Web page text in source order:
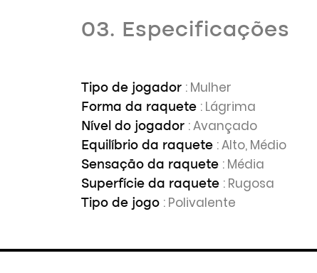
03. Especificações
Tipo de jogador : Mulher
Forma da raquete : Lágrima
Nível do jogador : Avançado
Equilíbrio da raquete : Alto, Médio
Sensação da raquete : Média
Superfície da raquete : Rugosa
Tipo de jogo : Polivalente